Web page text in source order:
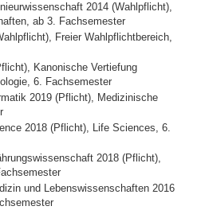
2014 (Wahlpflicht),
ab 3. Fachsemester
Freier Wahlpflichtbereich,
Kanonische Vertiefung
6. Fachsemester
2019 (Pflicht), Medizinische
2018 (Pflicht), Life Sciences, 6.
2018 (Pflicht),
und Lebenswissenschaften 2016